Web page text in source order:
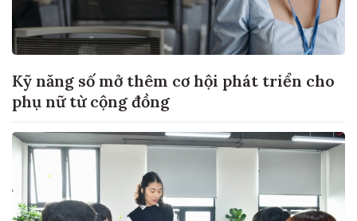
Kỹ năng số mở thêm cơ hội phát triển cho
phụ nữ từ cộng đồng